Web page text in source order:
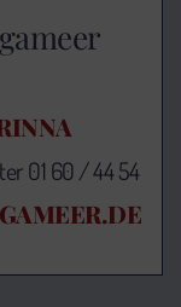
01 60 / 44 54